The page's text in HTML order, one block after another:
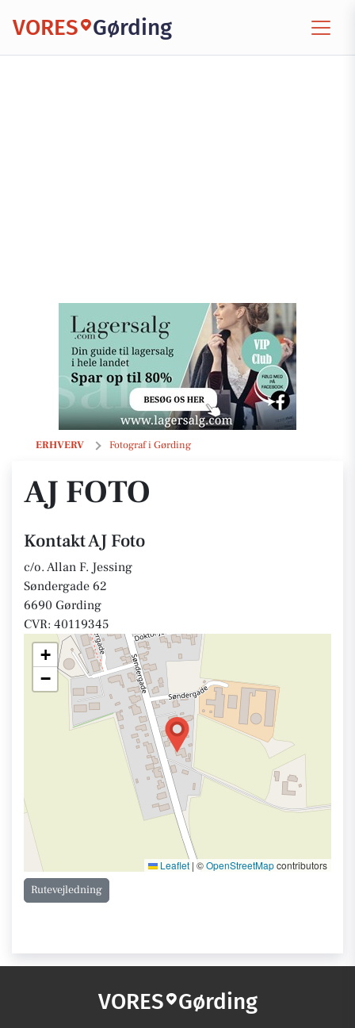
VORES Gørding
ERHVERV Fotograf i Gørding
AJ Foto
AJ FOTO
Kontakt AJ Foto
c/o. Allan F. Jessing
Søndergade 62
6690 Gørding
CVR: 40119345
+
−
Leaflet | ©OpenStreetMapcontributors
Rutevejledning
VORES Gørding